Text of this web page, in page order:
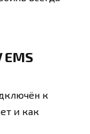
к
и как